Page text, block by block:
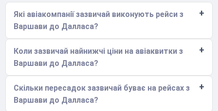
Які авіакомпанії зазвичай виконують рейси з
Варшави до Далласа?
Коли зазвичай найнижчі ціни на авіаквитки з
Варшави до Далласа?
Скільки пересадок зазвичай буває на рейсах з
Варшави до Далласа?